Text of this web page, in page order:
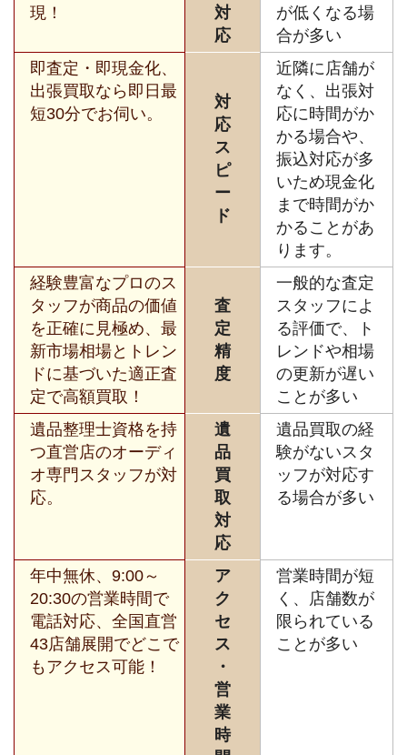
現！
対
応
が低くなる場
合が多い
即査定・即現金化、
出張買取なら即日最
短30分でお伺い。
対
応
ス
ピ
ー
ド
近隣に店舗が
なく、出張対
応に時間がか
かる場合や、
振込対応が多
いため現金化
まで時間がか
かることがあ
ります。
経験豊富なプロのス
タッフが商品の価値
を正確に見極め、最
新市場相場とトレン
ドに基づいた適正査
定で高額買取！
査
定
精
度
一般的な査定
スタッフによ
る評価で、ト
レンドや相場
の更新が遅い
ことが多い
遺品整理士資格を持
つ直営店のオーディ
オ専門スタッフが対
応。
遺
品
買
取
対
応
遺品買取の経
験がないスタ
ッフが対応す
る場合が多い
年中無休、9:00～
20:30の営業時間で
電話対応、全国直営
43店舗展開でどこで
もアクセス可能！
ア
ク
セ
ス
・
営
業
時
営業時間が短
く、店舗数が
限られている
ことが多い